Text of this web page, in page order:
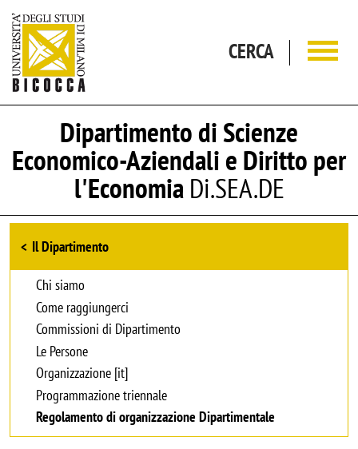
CERCA
Dipartimento di Scienze
Economico-Aziendali e Diritto per
l'EconomiaDi.SEA.DE
Browse the section
Il Dipartimento
Chi siamo
Come raggiungerci
Commissioni di Dipartimento
Le Persone
Organizzazione [it]
Programmazione triennale
Regolamento di organizzazione Dipartimentale